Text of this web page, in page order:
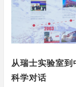
从瑞士实验室到
科学对话